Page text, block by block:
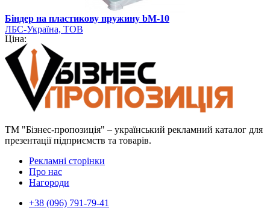
Біндер на пластикову пружину bM-10
ЛБС-Україна, ТОВ
Ціна:
ТМ "Бізнес-пропозиція" – український рекламний каталог для
презентації підприємств та товарів.
Рекламні сторінки
Про нас
Нагороди
+38 (096) 791-79-41